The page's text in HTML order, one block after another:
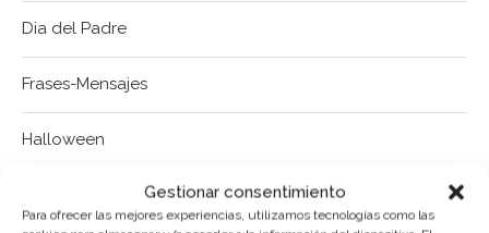
Gestionar consentimiento
Para ofrecer las mejores experiencias, utilizamos tecnologías como las
Dia del Padre
Frases-Mensajes
Halloween